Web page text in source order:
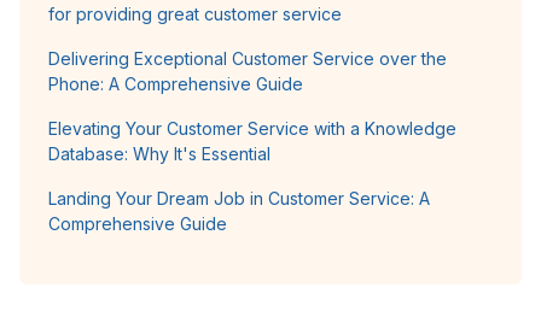
for providing great customer service
Delivering Exceptional Customer Service over the
Phone: A Comprehensive Guide
Elevating Your Customer Service with a Knowledge
Database: Why It's Essential
Landing Your Dream Job in Customer Service: A
Comprehensive Guide